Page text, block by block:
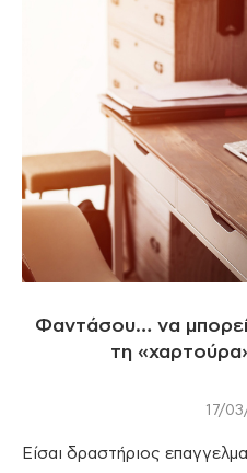
Φαντάσου… να
τη
17/
Είσαι δραστήριος